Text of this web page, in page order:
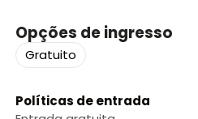
Opções de ingresso
Gratuito
Políticas de entrada